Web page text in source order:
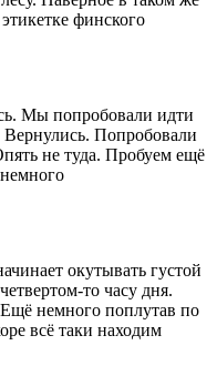
финского
Мы попробовали идти
Вернулись. Попробовали
не туда. Пробуем ещё
окутывать густой
четвертом-то часу дня.
немного поплутав по
всё таки находим